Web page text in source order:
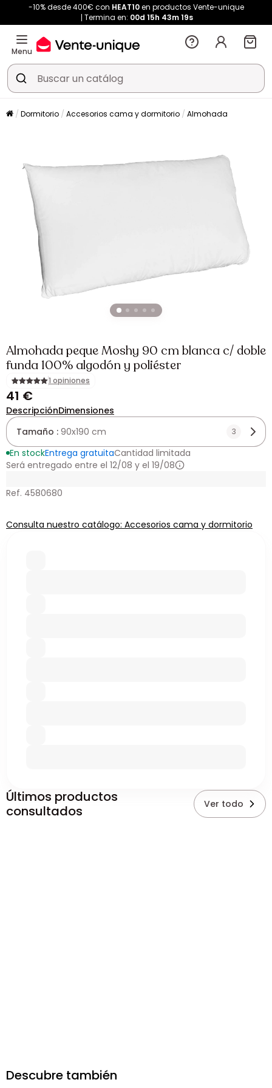
-10% desde 400€ con HEAT10en productos Vente-unique
Termina en: 00d 15h 43m18s
Menu
Dormitorio Accesorios cama y dormitorio Almohada
Almohada peque Moshy 90 cm blanca c/ doble
funda 100% algodón y poliéster
1 opiniones
41 €
DescripciónDimensiones
Tamaño : 90x190 cm 3
En stockEntrega gratuitaCantidad limitada
Será entregado entre el 12/08 y el 19/08
Ref. 4580680
Consulta nuestro catálogo: Accesorios cama y dormitorio
Últimos productos
consultados
Ver todo
Descubre también